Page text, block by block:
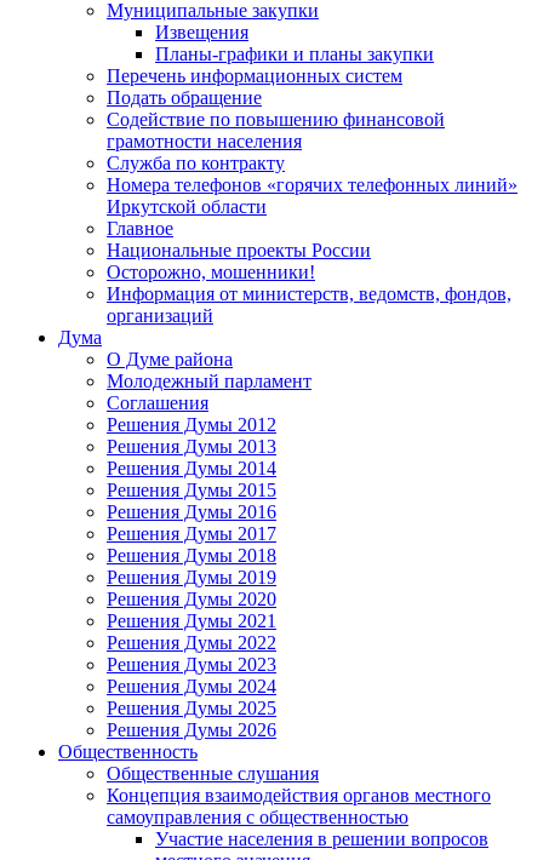
Муниципальные закупки
Извещения
Планы-графики и планы закупки
Перечень информационных систем
Подать обращение
Содействие по повышению финансовой
грамотности населения
Служба по контракту
Номера телефонов «горячих телефонных линий»
Иркутской области
Главное
Национальные проекты России
Осторожно, мошенники!
Информация от министерств, ведомств, фондов,
организаций
Дума
О Думе района
Молодежный парламент
Соглашения
Решения Думы 2012
Решения Думы 2013
Решения Думы 2014
Решения Думы 2015
Решения Думы 2016
Решения Думы 2017
Решения Думы 2018
Решения Думы 2019
Решения Думы 2020
Решения Думы 2021
Решения Думы 2022
Решения Думы 2023
Решения Думы 2024
Решения Думы 2025
Решения Думы 2026
Общественность
Общественные слушания
Концепция взаимодействия органов местного
самоуправления с общественностью
Участие населения в решении вопросов